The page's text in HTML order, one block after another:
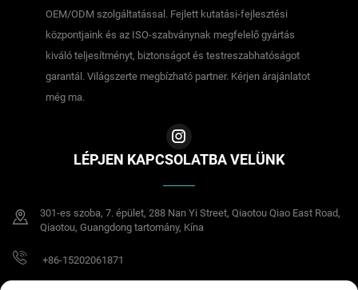
OEM/ODM szolgáltatással. Fejlett kutatási-fejlesztési
központjaink és az ISO-szabványnak megfelelő gyártás
kiváló teljesítményt, biztonságot és testreszabhatóságot
garantál. Világszerte megbízható partner. Kérjen árajánlatot
még ma.
LÉPJEN KAPCSOLATBA VELÜNK
301-es szoba, 7. épület, 288 Nan Yi Street, Qiaotou Qiao East Road,
Qiaotou, Guangdong tartomány, Kína
+86-15202061871